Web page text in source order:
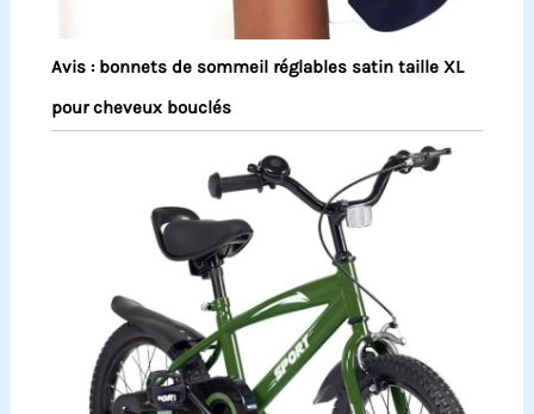
Avis : bonnets de sommeil réglables satin taille XL
pour cheveux bouclés